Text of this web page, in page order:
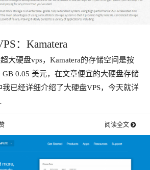
：Kamatera
大硬盘vps，Kamatera的存储空间是按
0.05 美元，在文章便宜的大硬盘存储
我已经详细介绍了大硬盘VPS，今天就详
阅读全文